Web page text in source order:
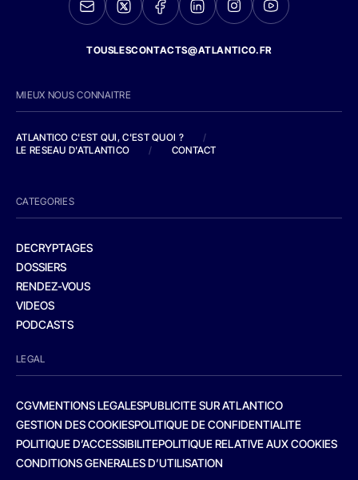
TOUSLESCONTACTS@ATLANTICO.FR
MIEUX NOUS CONNAITRE
ATLANTICO C'EST QUI, C'EST QUOI ?
/
LE RESEAU D'ATLANTICO
/ CONTACT
CATEGORIES
DECRYPTAGES
DOSSIERS
RENDEZ-VOUS
VIDEOS
PODCASTS
LEGAL
CGVMENTIONS LEGALESPUBLICITE SUR ATLANTICO
GESTION DES COOKIESPOLITIQUE DE CONFIDENTIALITE
POLITIQUE D’ACCESSIBILITEPOLITIQUE RELATIVE AUX COOKIES
CONDITIONS GENERALES D’UTILISATION